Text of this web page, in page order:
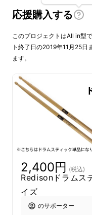
「自分もドラム
あなたも何度か
いでしょうか？
最初って何
からない。。
ドラムって
だろう。。
そんなことを思
応援購入する
このプロジェクトはAll in型
ト終了日の2019年11月25日
ます。
2,400円 (税込)
Redisonドラムス
イズ
のサポーター